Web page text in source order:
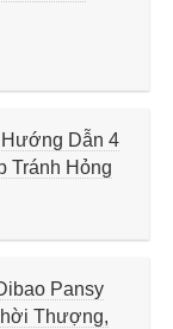
Dẫn 4
Tránh Hỏng
Pansy
Thượng,